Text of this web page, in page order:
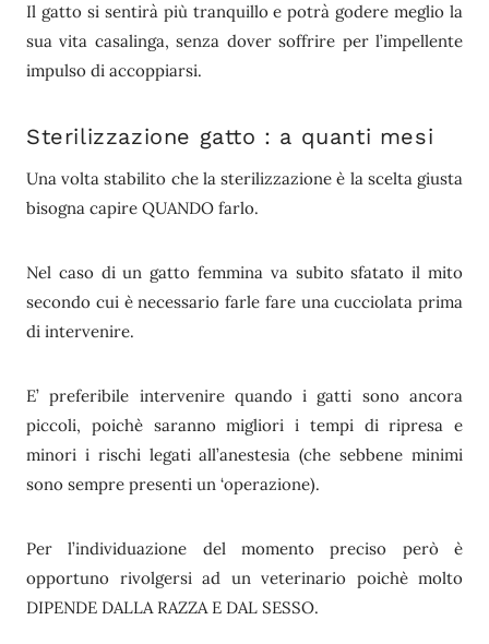
Il gatto si sentirà più tranquillo e potrà godere meglio la
sua vita casalinga, senza dover soffrire per l’impellente
impulso di accoppiarsi.
Sterilizzazione gatto : a quanti mesi
Una volta stabilito che la sterilizzazione è la scelta giusta
bisogna capire QUANDO farlo.
Nel caso di un gatto femmina va subito sfatato il mito
secondo cui è necessario farle fare una cucciolata prima
di intervenire.
E’ preferibile intervenire quando i gatti sono ancora
piccoli, poichè saranno migliori i tempi di ripresa e
minori i rischi legati all’anestesia (che sebbene minimi
sono sempre presenti un ‘operazione).
Per l’individuazione del momento preciso però è
opportuno rivolgersi ad un veterinario poichè molto
DIPENDE DALLA RAZZA E DAL SESSO.